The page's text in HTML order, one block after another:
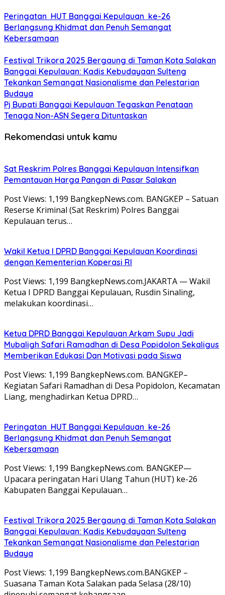
Peringatan HUT Banggai Kepulauan ke-26
Berlangsung Khidmat dan Penuh Semangat
Kebersamaan
Festival Trikora 2025 Bergaung di Taman Kota Salakan
Banggai Kepulauan: Kadis Kebudayaan Sulteng
Tekankan Semangat Nasionalisme dan Pelestarian
Budaya
Pj Bupati Banggai Kepulauan Tegaskan Penataan
Tenaga Non-ASN Segera Dituntaskan
Rekomendasi untuk kamu
Sat Reskrim Polres Banggai Kepulauan Intensifkan
Pemantauan Harga Pangan di Pasar Salakan
Post Views: 1,199 BangkepNews.com. BANGKEP – Satuan
Reserse Kriminal (Sat Reskrim) Polres Banggai
Kepulauan terus…
Wakil Ketua I DPRD Banggai Kepulauan Koordinasi
dengan Kementerian Koperasi RI
Post Views: 1,199 BangkepNews.com.JAKARTA — Wakil
Ketua I DPRD Banggai Kepulauan, Rusdin Sinaling,
melakukan koordinasi…
Ketua DPRD Banggai Kepulauan Arkam Supu Jadi
Mubaligh Safari Ramadhan di Desa Popidolon Sekaligus
Memberikan Edukasi Dan Motivasi pada Siswa
Post Views: 1,199 BangkepNews.com. BANGKEP–
Kegiatan Safari Ramadhan di Desa Popidolon, Kecamatan
Liang, menghadirkan Ketua DPRD…
Peringatan HUT Banggai Kepulauan ke-26
Berlangsung Khidmat dan Penuh Semangat
Kebersamaan
Post Views: 1,199 BangkepNews.com. BANGKEP—
Upacara peringatan Hari Ulang Tahun (HUT) ke-26
Kabupaten Banggai Kepulauan…
Festival Trikora 2025 Bergaung di Taman Kota Salakan
Banggai Kepulauan: Kadis Kebudayaan Sulteng
Tekankan Semangat Nasionalisme dan Pelestarian
Budaya
Post Views: 1,199 BangkepNews.com.BANGKEP –
Suasana Taman Kota Salakan pada Selasa (28/10)